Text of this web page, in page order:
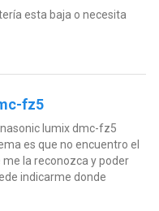
esta baja o necesita
fz5
lumix dmc-fz5
es que no encuentro el
la reconozca y poder
indicarme donde